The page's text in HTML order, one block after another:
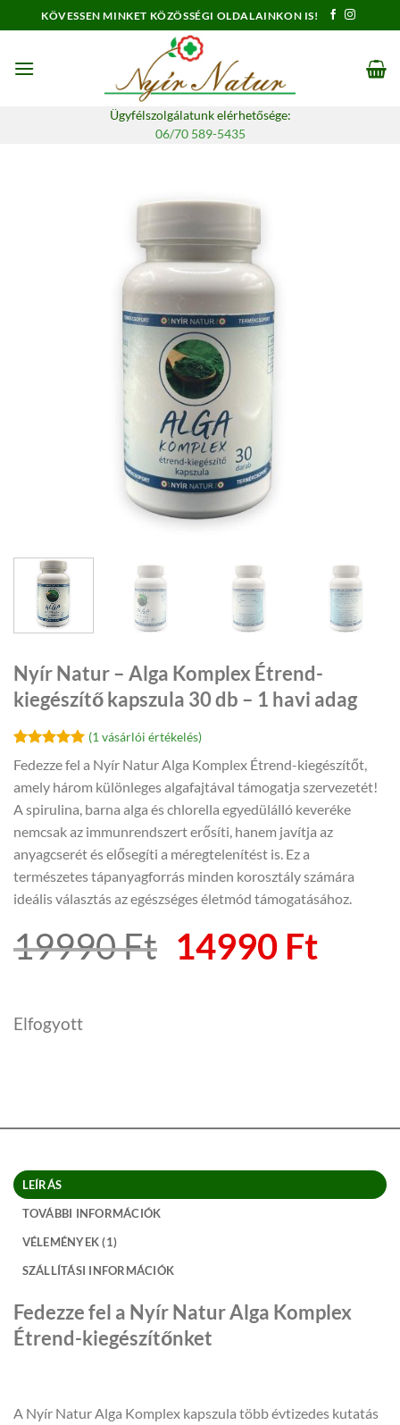
to
KÖVESSEN MINKET KÖZÖSSÉGI OLDALAINKON IS!
Ügyfélszolgálatunk elérhetősége:
06/70 589-5435
Nyír Natur – Alga Komplex Étrend-
kiegészítő kapszula 30 db – 1 havi adag
Értékelés 5
az 5-ből,
1
értékelés
(1 vásárlói értékelés)
Fedezze fel a Nyír Natur Alga Komplex Étrend-kiegészítőt,
amely három különleges algafajtával támogatja szervezetét!
A spirulina, barna alga és chlorella egyedülálló keveréke
nemcsak az immunrendszert erősíti, hanem javítja az
anyagcserét és elősegíti a méregtelenítést is. Ez a
természetes tápanyagforrás minden korosztály számára
ideális választás az egészséges életmód támogatásához.
19990Ft Original
14990 Ft
Elfogyott
LEÍRÁS
TOVÁBBI INFORMÁCIÓK
VÉLEMÉNYEK (1)
SZÁLLÍTÁSI INFORMÁCIÓK
Fedezze fel a Nyír Natur Alga Komplex
Étrend-kiegészítőnket
A Nyír Natur Alga Komplex kapszula több évtizedes kutatás